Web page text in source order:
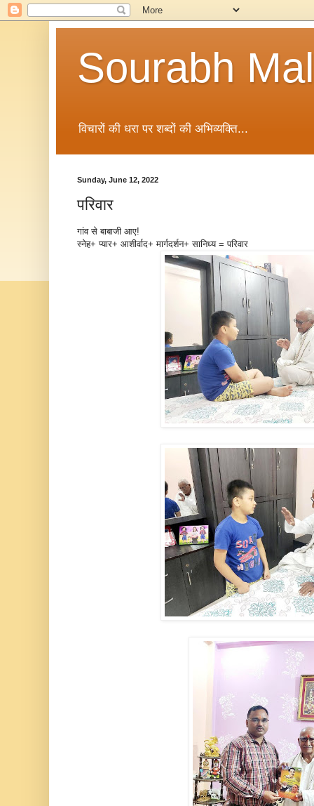
Sourabh
विचारों की धरा पर शब्दों की अभिव्यक्ति...
Sunday, June 12, 2022
परिवार
गांव से बाबाजी आए!
स्नेह+ प्यार+ आशीर्वाद+ मार्गदर्शन+ सानिध्य = परिवार